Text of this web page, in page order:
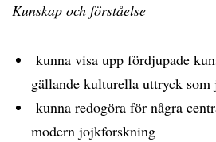
Kunskap och förståelse
kunna visa upp fördjupade
gällande kulturella uttryck
kunna redogöra för några
modern jojkforskning